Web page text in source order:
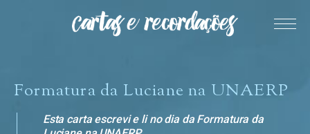
Formatura da Luciane na UNAERP
Esta carta escrevi e li no dia da Formatura da